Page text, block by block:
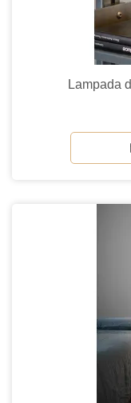
Lampada